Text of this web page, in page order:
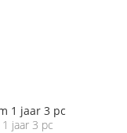
jaar 3 pc